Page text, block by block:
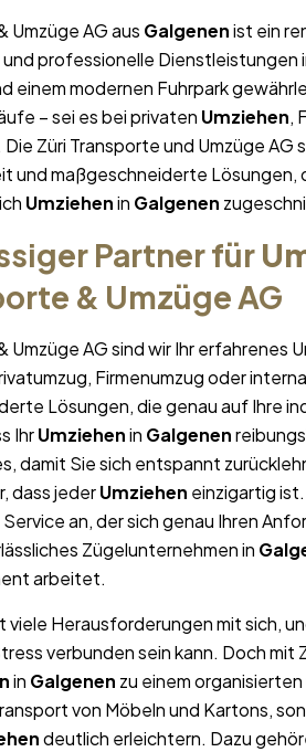
Umzüge AG aus Galgenenist ein
professionelle Dienstleistungen
einem modernen Fuhrpark
– sei es bei privaten Umziehen,
Züri Transporte und Umzüge
und maßgeschneiderte Lösungen,
Umziehenin Galgenen
Partner für
& Umzüge AG
Umzüge AG sind wir Ihr erfahrenes
Firmenumzug oder
Lösungen, die genau auf Ihre
IhrUmziehenin Galgenen
damit Sie sich entspannt
dass jederUmziehen einzigartig
an, der sich genau Ihren
Zügelunternehmen in
arbeitet.
viele Herausforderungen mit sich,
verbunden sein kann. Doch mit
in Galgenen zu einem
von Möbeln und Kartons,
deutlich erleichtern. Dazu